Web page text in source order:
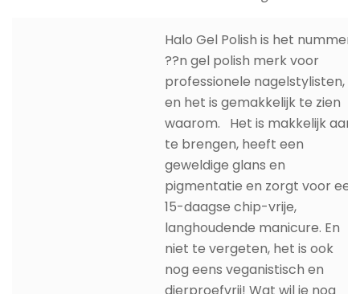
Halo Gel Polish is het nummer
??n gel polish merk voor
professionele nagelstylisten,
en het is gemakkelijk te zien
waarom. Het is makkelijk aan
te brengen, heeft een
geweldige glans en
pigmentatie en zorgt voor een
15-daagse chip-vrije,
langhoudende manicure. En
niet te vergeten, het is ook
nog eens veganistisch en
dierproefvrij! Wat wil je nog